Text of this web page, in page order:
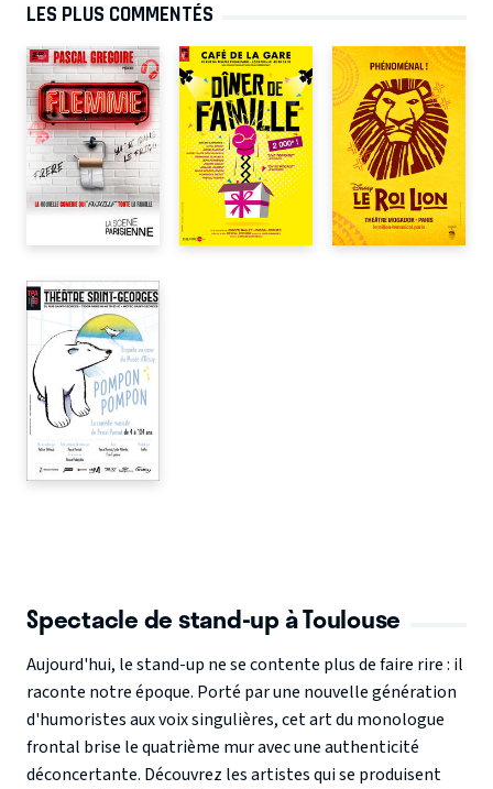
LES PLUS COMMENTÉS
Spectacle de stand-up à Toulouse
Aujourd'hui, le stand-up ne se contente plus de faire rire : il
raconte notre époque. Porté par une nouvelle génération
d'humoristes aux voix singulières, cet art du monologue
frontal brise le quatrième mur avec une authenticité
déconcertante. Découvrez les artistes qui se produisent